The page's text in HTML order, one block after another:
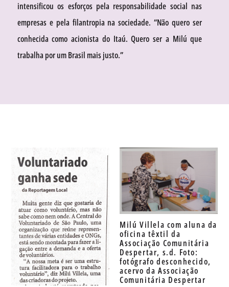
intensificou os esforços pela responsabilidade social nas
empresas e pela filantropia na sociedade. “Não quero ser
conhecida como acionista do Itaú. Quero ser a Milú que
trabalha por um Brasil mais justo.”
Milú Villela com aluna da
oficina têxtil da
Associação Comunitária
Despertar, s.d. Foto:
fotógrafo desconhecido,
acervo da Associação
Comunitária Despertar